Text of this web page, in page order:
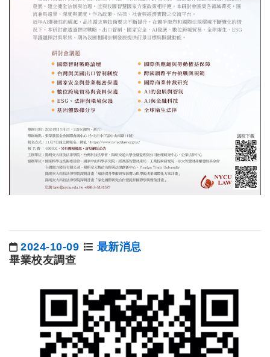
日期：
2024-10-09
最新消息
畢業校友調查